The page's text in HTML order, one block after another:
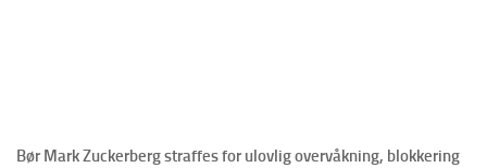
Bør Mark Zuckerberg straffes for ulovlig overvåkning, blokkering